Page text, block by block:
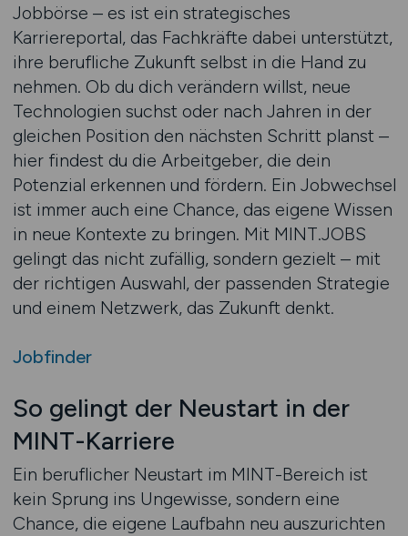
Jobbörse – es ist ein strategisches
Karriereportal, das Fachkräfte dabei unterstützt,
ihre berufliche Zukunft selbst in die Hand zu
nehmen. Ob du dich verändern willst, neue
Technologien suchst oder nach Jahren in der
gleichen Position den nächsten Schritt planst –
hier findest du die Arbeitgeber, die dein
Potenzial erkennen und fördern. Ein Jobwechsel
ist immer auch eine Chance, das eigene Wissen
in neue Kontexte zu bringen. Mit MINT.JOBS
gelingt das nicht zufällig, sondern gezielt – mit
der richtigen Auswahl, der passenden Strategie
und einem Netzwerk, das Zukunft denkt.
Jobfinder
So gelingt der Neustart in der
MINT-Karriere
Ein beruflicher Neustart im MINT-Bereich ist
kein Sprung ins Ungewisse, sondern eine
Chance, die eigene Laufbahn neu auszurichten